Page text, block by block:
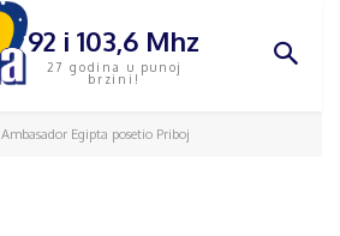
92 i 103,6 Mhz
27 godina u punoj
brzini!
Ambasador Egipta posetio Priboj